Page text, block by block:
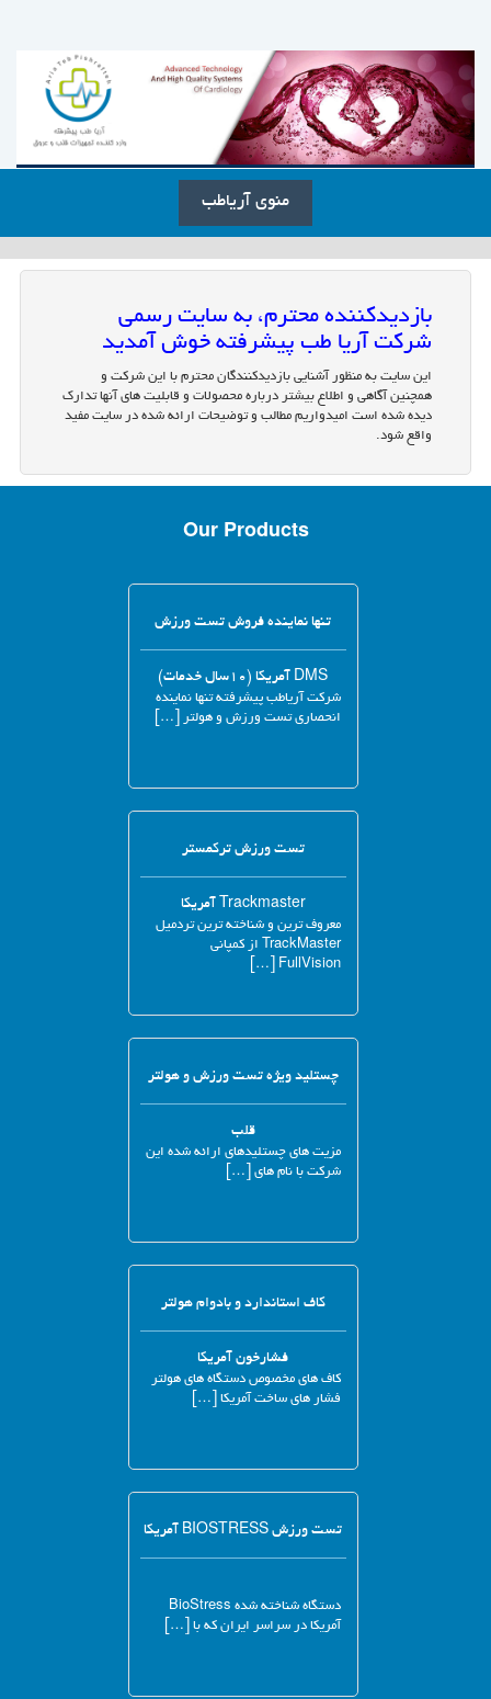
منوی آریاطب
بازدیدکننده محترم، به سایت رسمی
شرکت آریا طب پیشرفته خوش آمدید
این سایت به منظور آشنایی بازدیدکنندگان محترم با این شرکت و
همچنین آگاهی و اطلاع بیشتر درباره محصولات و قابلیت های آنها تدارک
دیده شده است امیدواریم مطالب و توضیحات ارائه شده در سایت مفید
واقع شود.
Our Products
تنها نماینده فروش تست ورزش
DMS آمریکا (۱۰سال خدمات)
شرکت آریاطب پیشرفته تنها نماینده
انحصاری تست ورزش و هولتر […]
تست ورزش ترکمستر
Trackmaster آمریکا
معروف ترین و شناخته ترین تردمیل
TrackMaster از کمپانی
FullVision […]
چستلید ویژه تست ورزش و هولتر
قلب
مزیت های چستلیدهای ارائه شده این
شرکت با نام های […]
کاف استاندارد و بادوام هولتر
فشارخون آمریکا
کاف های مخصوص دستگاه های هولتر
فشار های ساخت آمریکا […]
تست ورزش BIOSTRESS آمریکا
دستگاه شناخته شده BioStress
آمریکا در سراسر ایران که با […]